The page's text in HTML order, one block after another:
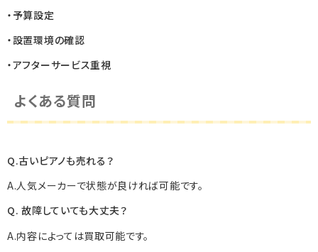
・予算設定
・設置環境の確認
・アフターサービス重視
よくある質問
Q.古いピアノも売れる？
A.人気メーカーで状態が良ければ可能です。
Q. 故障していても大丈夫？
A.内容によっては買取可能です。